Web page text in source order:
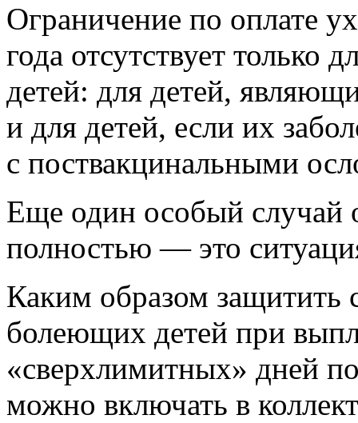
Ограничение по оплате
года отсутствует только
детей: для детей,
и для детей, если их
с поствакцинальными
Еще один особый случай
полностью — это
Каким образом защитить
болеющих детей при
«сверхлимитных» дней
можно включать в